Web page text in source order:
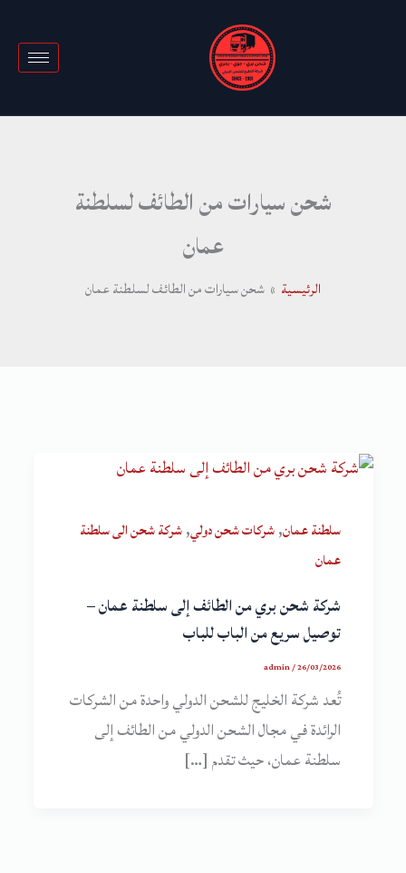
شحن سيارات من الطائف لسلطنة
عمان
الرئيسية شحن سيارات من الطائف لسلطنة عمان
سلطنة عمان,شركات شحن دولي,شركة شحن الى سلطنة
عمان
شركة شحن بري من الطائف إلى سلطنة عمان –
توصيل سريع من الباب للباب
admin/26/03/2026
تُعد شركة الخليج للشحن الدولي واحدة من الشركات
الرائدة في مجال الشحن الدولي من الطائف إلى
سلطنة عمان، حيث تقدم […]